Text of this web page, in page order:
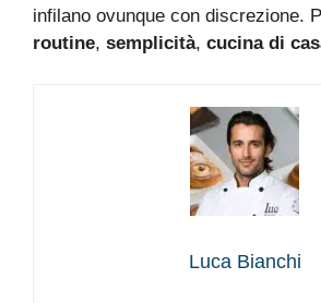
infilano ovunque con discrezione.
routine, semplicità, cucina di
Luca Bianchi